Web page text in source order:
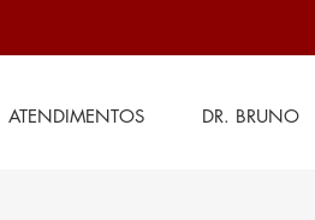
ATENDIMENTOS DR. BRUNO